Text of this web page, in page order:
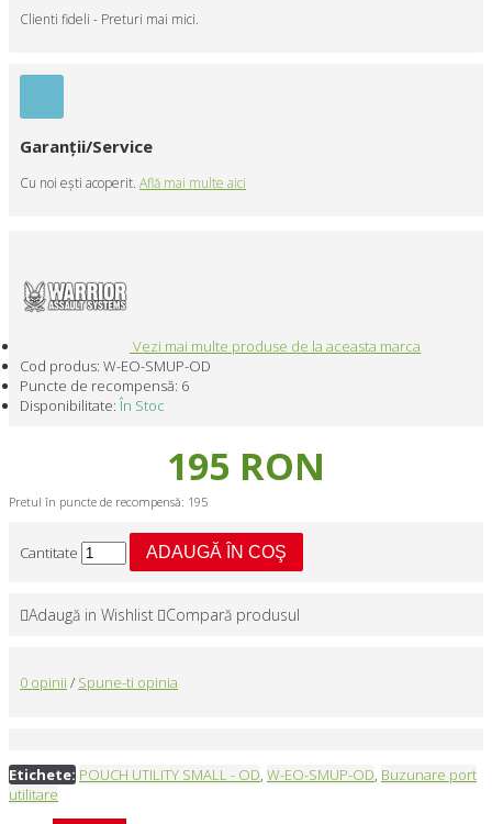
Clienti fideli - Preturi mai mici.
Garanţii/Service
Cu noi eşti acoperit. Află mai multe aici
Vezi mai multe produse de la aceasta marca
Cod produs: W-EO-SMUP-OD
Puncte de recompensă: 6
Disponibilitate:În Stoc
195 RON
Pretul în puncte de recompensă: 195
Cantitate ADAUGĂ ÎN COŞ
Adaugă in Wishlist Compară produsul
0 opinii / Spune-ti opinia
Etichete: POUCH UTILITY SMALL - OD, W-EO-SMUP-OD, Buzunare port
utilitare